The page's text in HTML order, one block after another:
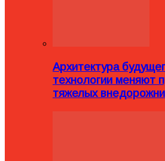
Архитектура
технологии меняют
тяжелых